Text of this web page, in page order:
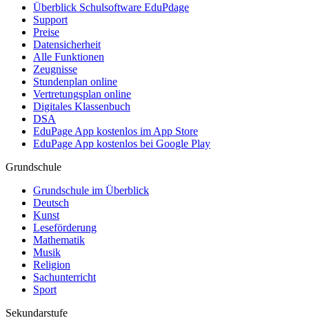
Überblick Schulsoftware EduPdage
Support
Preise
Datensicherheit
Alle Funktionen
Zeugnisse
Stundenplan online
Vertretungsplan online
Digitales Klassenbuch
DSA
EduPage App kostenlos im App Store
EduPage App kostenlos bei Google Play
Grundschule
Grundschule im Überblick
Deutsch
Kunst
Leseförderung
Mathematik
Musik
Religion
Sachunterricht
Sport
Sekundarstufe